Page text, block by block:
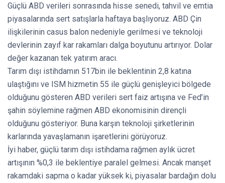
Güçlü ABD verileri sonrasında hisse senedi, tahvil ve emtia
piyasalarında sert satışlarla haftaya başlıyoruz. ABD Çin
ilişkilerinin casus balon nedeniyle gerilmesi ve teknoloji
devlerinin zayıf kar rakamları dalga boyutunu artırıyor. Dolar
değer kazanan tek yatırım aracı.
Tarım dışı istihdamın 517bin ile beklentinin 2,8 katına
ulaştığını ve ISM hizmetin 55 ile güçlü genişleyici bölgede
olduğunu gösteren ABD verileri sert faiz artışına ve Fed’in
şahin söylemine rağmen ABD ekonomisinin dirençli
olduğunu gösteriyor. Buna karşın teknoloji şirketlerinin
karlarında yavaşlamanın işaretlerini görüyoruz.
İyi haber, güçlü tarım dışı istihdama rağmen aylık ücret
artışının %0,3 ile beklentiye paralel gelmesi. Ancak manşet
rakamdaki sapma o kadar yüksek ki, piyasalar bardağın dolu